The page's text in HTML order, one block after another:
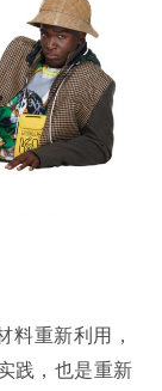
料重新利用，
践，也是重新